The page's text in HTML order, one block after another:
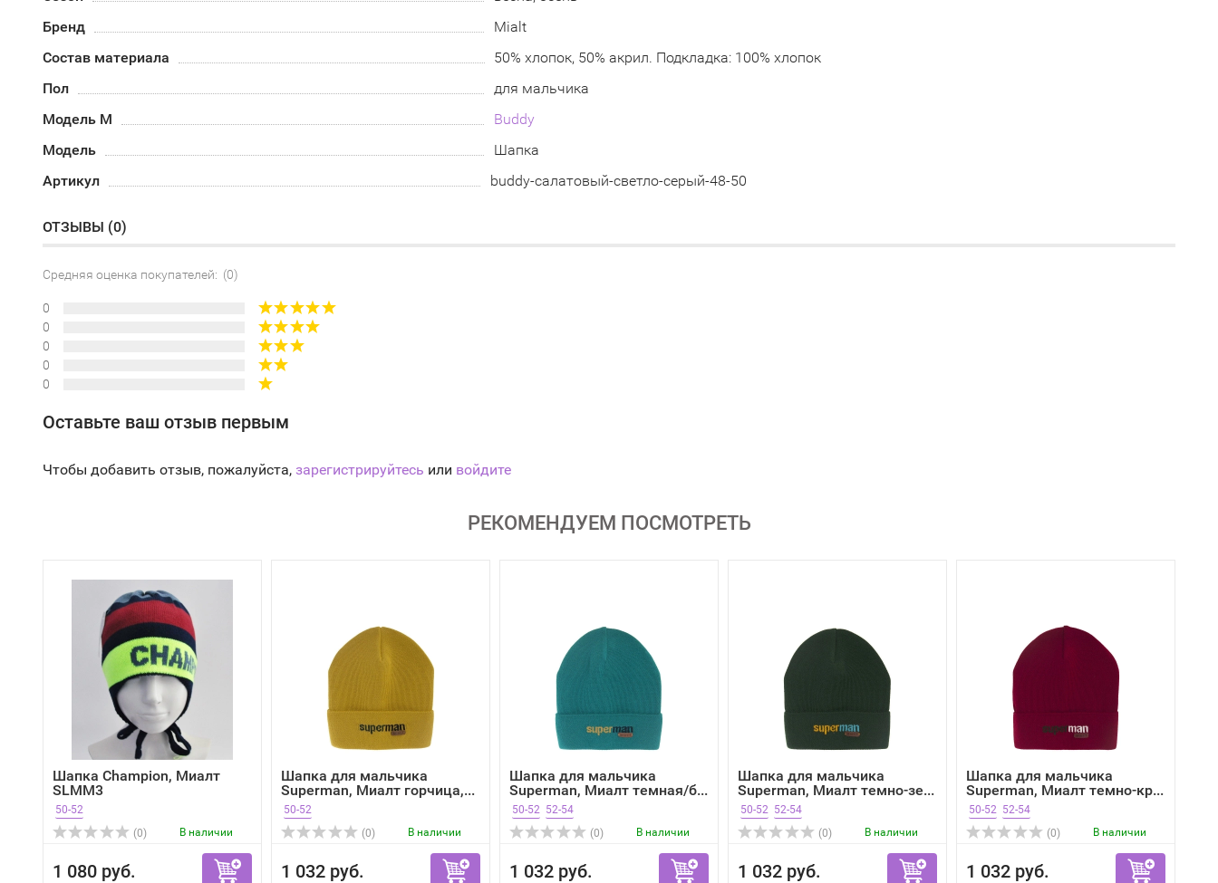
Бренд
Mialt
Состав материала
50% хлопок, 50% акрил. Подкладка: 100% хлопок
Пол
для мальчика
Модель М
Buddy
Модель
Шапка
Артикул
buddy-салатовый-светло-серый-48-50
ОТЗЫВЫ (0)
Средняя оценка покупателей: (0)
0
0
0
0
0
Оставьте ваш отзыв первым
Чтобы добавить отзыв, пожалуйста, зарегистрируйтесь или войдите
РЕКОМЕНДУЕМ ПОСМОТРЕТЬ
Шапка Champion, Миалт
SLMM3
50-52
(0)
В наличии
1 080 руб.
Шапка для мальчика
Superman, Миалт горчица,...
50-52
(0)
В наличии
1 032 руб.
Шапка для мальчика
Superman, Миалт темная/б...
50-52 52-54
(0)
В наличии
1 032 руб.
Шапка для мальчика
Superman, Миалт темно-зе...
50-52 52-54
(0)
В наличии
1 032 руб.
Шапка для мальчика
Superman, Миалт темно-кр...
50-52 52-54
(0)
В наличии
1 032 руб.